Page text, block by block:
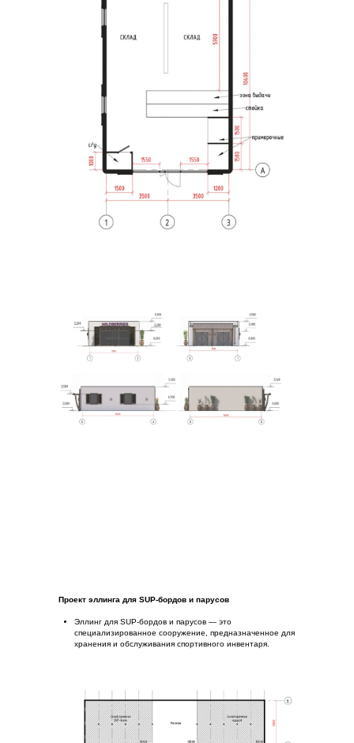
Проект эллинга для SUP-бордов и парусов
Эллинг для SUP-бордов и парусов — это
специализированное сооружение, предназначенное для
хранения и обслуживания спортивного инвентаря.